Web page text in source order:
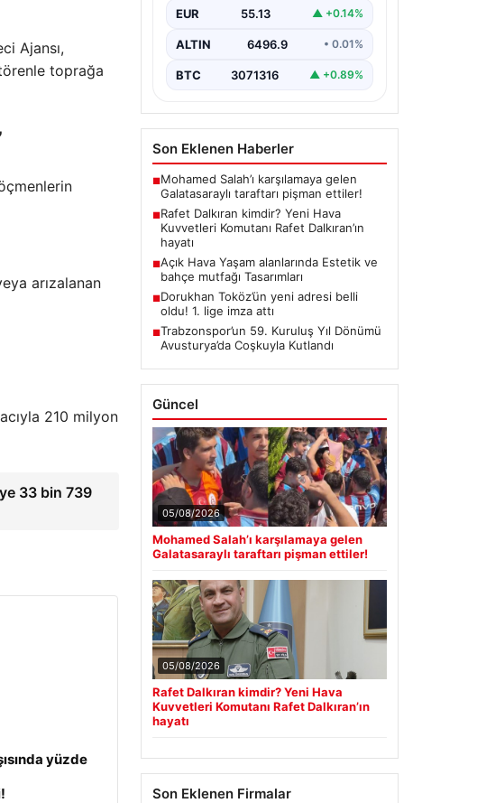
Ajansı,
toprağa
arızalanan
210 milyon
33 bin 739
yüzde
EUR 55.13 ▲ +0.14%
ALTIN 6496.9 • 0.01%
BTC 3071316 ▲ +0.89%
Son Eklenen Haberler
■Mohamed Salah’ı karşılamaya gelen
Galatasaraylı taraftarı pişman ettiler!
■Rafet Dalkıran kimdir? Yeni Hava
Kuvvetleri Komutanı Rafet Dalkıran’ın
hayatı
■Açık Hava Yaşam alanlarında Estetik ve
bahçe mutfağı Tasarımları
■Dorukhan Toköz’ün yeni adresi belli
oldu! 1. lige imza attı
■Trabzonspor’un 59. Kuruluş Yıl Dönümü
Avusturya’da Coşkuyla Kutlandı
Güncel
05/08/2026
Mohamed Salah’ı karşılamaya gelen
Galatasaraylı taraftarı pişman ettiler!
05/08/2026
Rafet Dalkıran kimdir? Yeni Hava
Kuvvetleri Komutanı Rafet Dalkıran’ın
hayatı
Son Eklenen Firmalar